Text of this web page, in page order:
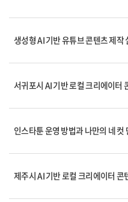
생성형 AI 기반 유튜브 콘텐츠 제작
서귀포시 AI 기반 로컬 크리에이터
인스타툰 운영 방법과 나만의 네
제주시 AI 기반 로컬 크리에이터 콘